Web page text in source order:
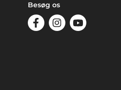
Besøg os